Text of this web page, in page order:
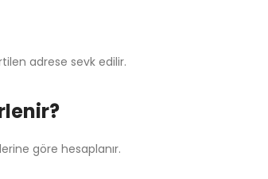
adrese sevk edilir.
göre hesaplanır.